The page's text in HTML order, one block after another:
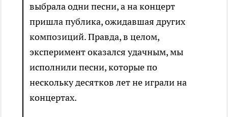
выбрала одни песни, а на концерт
пришла публика, ожидавшая других
композиций. Правда, в целом,
эксперимент оказался удачным, мы
исполнили песни, которые по
нескольку десятков лет не играли на
концертах.